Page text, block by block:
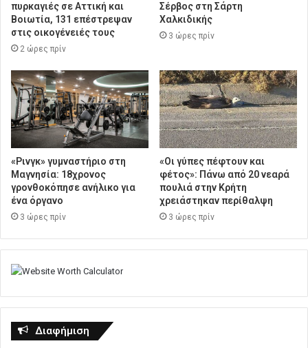
πυρκαγιές σε Αττική και
Βοιωτία, 131 επέστρεψαν
στις οικογένειές τους
2 ώρες πρίν
Σέρβος στη Σάρτη
Χαλκιδικής
3 ώρες πρίν
«Ρινγκ» γυμναστήριο στη
Μαγνησία: 18χρονος
γρονθοκόπησε ανήλικο για
ένα όργανο
3 ώρες πρίν
«Οι γύπες πέφτουν και
φέτος»: Πάνω από 20 νεαρά
πουλιά στην Κρήτη
χρειάστηκαν περίθαλψη
3 ώρες πρίν
Διαφήμιση